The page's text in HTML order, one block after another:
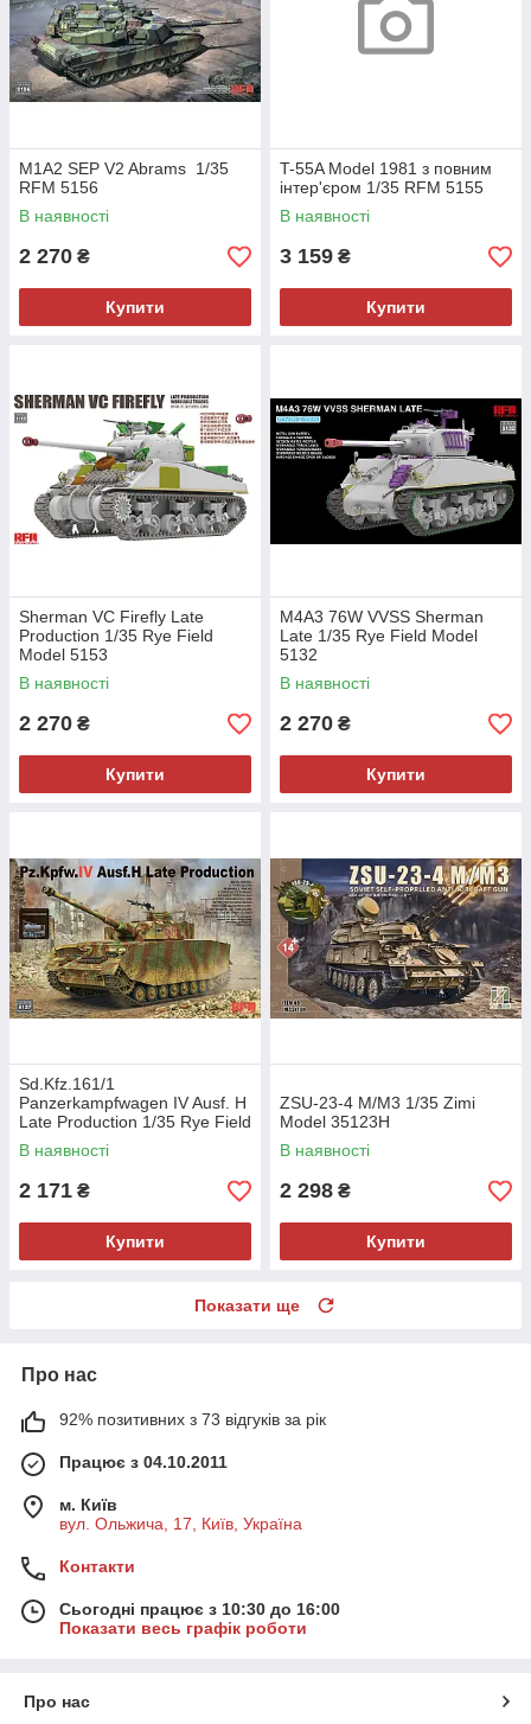
M1A2 SEP V2 Abrams 1/35
RFM 5156
В наявності
2 270 ₴
Купити
T-55A Model 1981 з повним
інтер'єром 1/35 RFM 5155
В наявності
3 159 ₴
Купити
Sherman VC Firefly Late
Production 1/35 Rye Field
Model 5153
В наявності
2 270 ₴
Купити
M4A3 76W VVSS Sherman
Late 1/35 Rye Field Model
5132
В наявності
2 270 ₴
Купити
Sd.Kfz.161/1
Panzerkampfwagen IV Ausf. H
Late Production 1/35 Rye Field
Model 5127
В наявності
2 171 ₴
Купити
ZSU-23-4 M/M3 1/35 Zimi
Model 35123H
В наявності
2 298 ₴
Купити
Показати ще
Про нас
92% позитивних з 73 відгуків за рік
Працює з 04.10.2011
м. Київ
вул. Ольжича, 17, Київ, Україна
Контакти
Сьогодні працює з 10:30 до 16:00
Показати весь графік роботи
Про нас